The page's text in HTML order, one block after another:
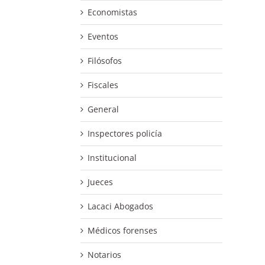
Economistas
Eventos
Filósofos
Fiscales
General
Inspectores policía
Institucional
Jueces
Lacaci Abogados
Médicos forenses
Notarios